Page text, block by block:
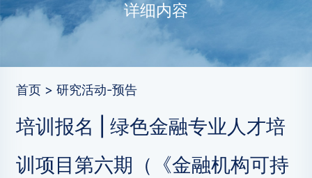
详细内容
首页 > 研究活动-预告
培训报名 | 绿色金融专业人才培
训项目第六期（《金融机构可持